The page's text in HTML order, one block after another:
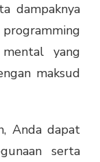
dampaknya
yang
maksud
Anda dapat
serta